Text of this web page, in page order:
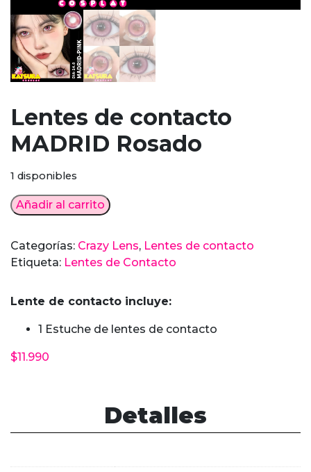
Lentes de contacto
MADRID Rosado
$11.990
Lente de contacto incluye:
1 Estuche de lentes de contacto
1 disponibles
Lentes
de
MADRID
Rosado
Añadir al carrito
Categorías: Crazy Lens, Lentes de contacto
Etiqueta: Lentes de Contacto
Detalles